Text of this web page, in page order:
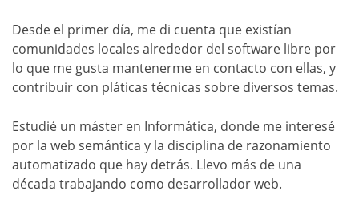
Desde el primer día, me di cuenta que existían
comunidades locales alrededor del software libre por
lo que me gusta mantenerme en contacto con ellas, y
contribuir con pláticas técnicas sobre diversos temas.
Estudié un máster en Informática, donde me interesé
por la web semántica y la disciplina de razonamiento
automatizado que hay detrás. Llevo más de una
década trabajando como desarrollador web.